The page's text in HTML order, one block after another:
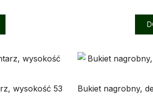
wysokość 53
Bukiet nagrobny,